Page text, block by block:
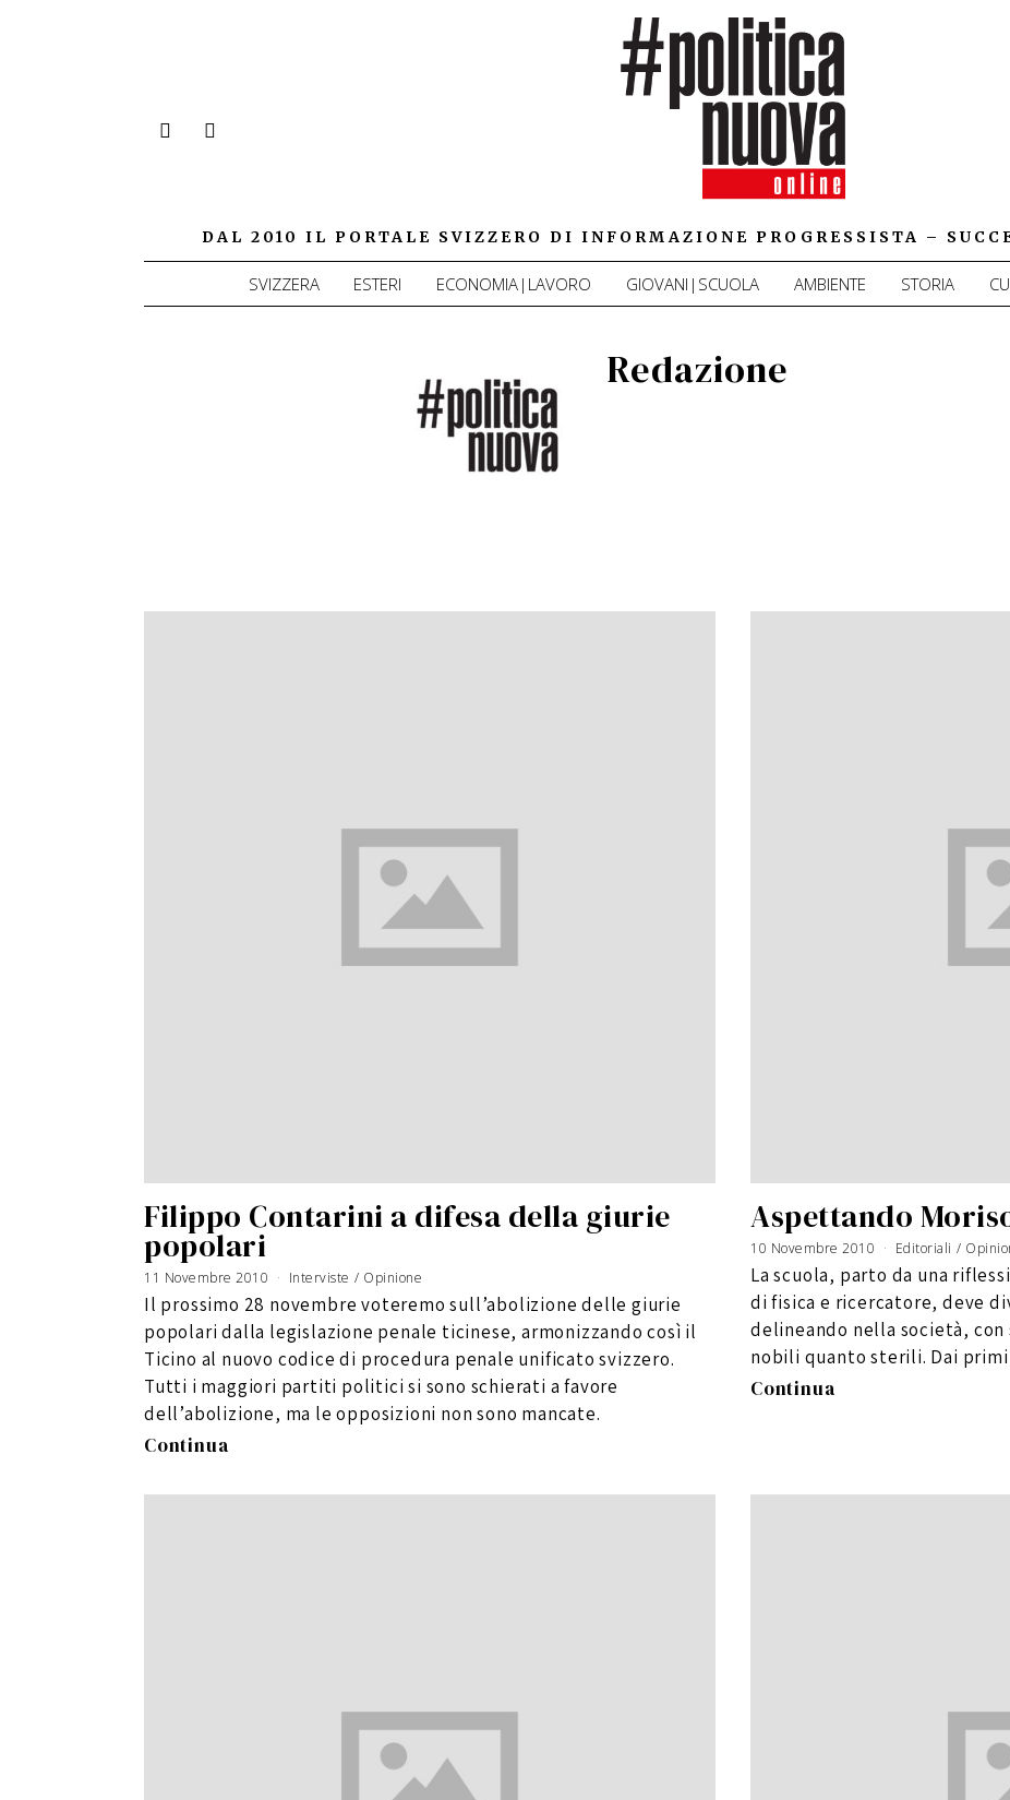
DAL 2010 IL PORTALE SVIZZERO DI INFORMAZIONE PROGRESSISTA –
SVIZZERA ESTERI ECONOMIA|LAVORO GIOVANI|SCUOLA AMBIENTE STORIA
Redazione
Filippo Contarini a difesa della giurie
popolari
11 Novembre 2010 Interviste / Opinione
Il prossimo 28 novembre voteremo sull’abolizione delle giurie
popolari dalla legislazione penale ticinese, armonizzando così il
Ticino al nuovo codice di procedura penale unificato svizzero.
Tutti i maggiori partiti politici si sono schierati a favore
dell’abolizione, ma le opposizioni non sono mancate.
Continua
Aspettando
10 Novembre 2010 Editoriali /
La scuola, parto da una
di fisica e ricercatore, deve
delineando nella società,
nobili quanto sterili. Dai primi
Continua